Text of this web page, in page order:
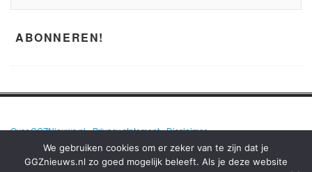
Over GGZNieuws.nl•Privacy statement•Disclaimer
We gebruiken cookies om er zeker van te zijn dat je
GGZnieuws.nl zo goed mogelijk beleeft. Als je deze website